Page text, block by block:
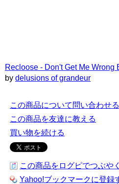
Recloose - Don't Get Me Wrong
by delusions of grandeur
この商品について問い合わせる
この商品を友達に教える
買い物を続ける
この商品をログピでつぶやく
Yahoo!ブックマークに登録